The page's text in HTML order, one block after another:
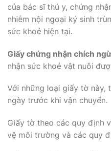
của bác sĩ thú y, chứng
nhiễm nội ngoại ký sinh
sức khoẻ hiện tại.
Giấy chứng nhận chích
nhận sức khoẻ vật nuôi
Với những loại giấy tờ này,
ngày trước khi vận chuyển.
Giấy tờ theo các quy định
vệ môi trường và các quy